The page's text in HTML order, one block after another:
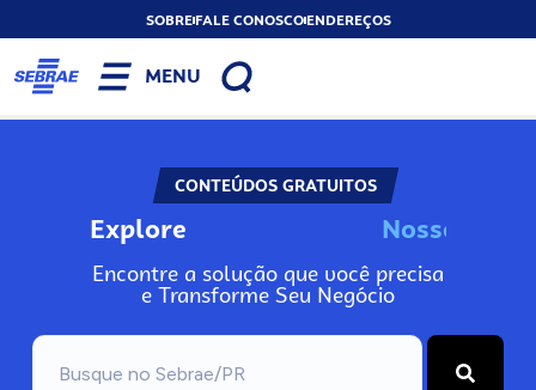
SOBREFALE CONOSCOENDEREÇOS
MENU
CONTEÚDOS GRATUITOS
Explore No
Encontre a solução que você precisa
e Transforme Seu Negócio